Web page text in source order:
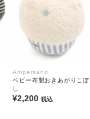
Ampersand
ベビー布製おきあがりこぼ
し
¥2,200税込